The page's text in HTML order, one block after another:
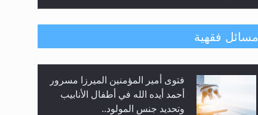
متطلَّبات التّحريك الجديد...
رأيٌ في لغة المسيح الموعود عليه
السلام.. 4...
مسائل فقهية
فتوى أمير المؤمنين الميرزا مسرور
أحمد أيده الله في أطفال الأنابيب
وتحديد جنس المولود..